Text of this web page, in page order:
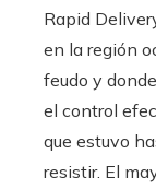
Rapid
en la región
feudo y
el control
que estuvo
resistir. El